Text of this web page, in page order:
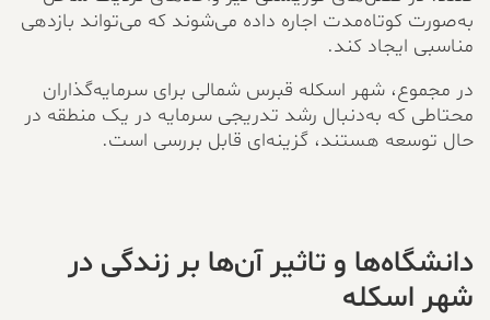
به‌صورت کوتاه‌مدت اجاره داده می‌شوند که می‌تواند بازدهی
مناسبی ایجاد کند.
در مجموع، شهر اسکله قبرس شمالی برای سرمایه‌گذاران
محتاطی که به‌دنبال رشد تدریجی سرمایه در یک منطقه در
حال توسعه هستند، گزینه‌ای قابل بررسی است.
دانشگاه‌ها و تاثیر آن‌ها بر زندگی در
شهر اسکله